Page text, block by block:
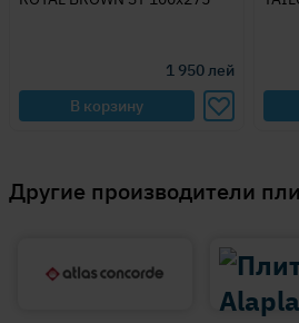
1 950лей
В корзину
Другие производители